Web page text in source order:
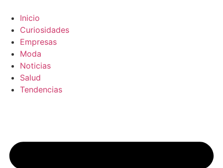
contenido
Inicio
Curiosidades
Empresas
Moda
Noticias
Salud
Tendencias